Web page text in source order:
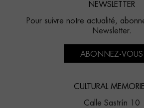
NEWSLETTER
Pour suivre notre actualité,
Newsletter.
ABONNEZ-VOUS
CULTURAL
Calle Sastrín 10